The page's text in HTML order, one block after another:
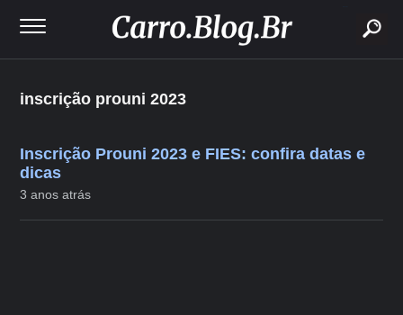
inscrição prouni 2023
Inscrição Prouni 2023 e FIES: confira datas e
dicas
3 anos atrás